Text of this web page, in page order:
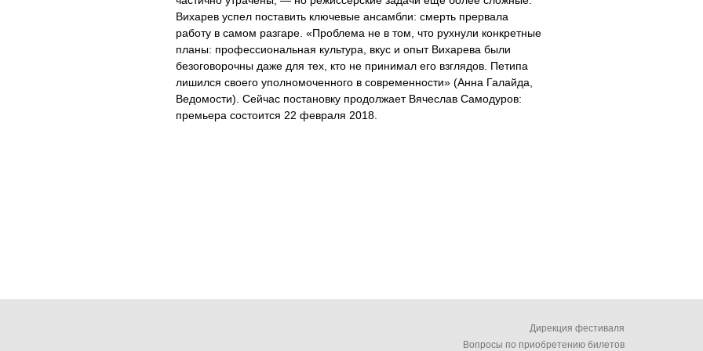
Вихарев успел поставить ключевые ансамбли: смерть прервала
работу в самом разгаре. «Проблема не в том, что рухнули конкретные
планы: профессиональная культура, вкус и опыт Вихарева были
безоговорочны даже для тех, кто не принимал его взглядов. Петипа
лишился своего уполномоченного в современности» (Анна Галайда,
Ведомости). Сейчас постановку продолжает Вячеслав Самодуров:
премьера состоится 22 февраля 2018.
Дирекция фестиваля
Вопросы по приобретению билетов